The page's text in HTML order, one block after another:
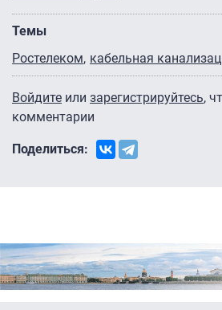
Темы
Ростелеком кабельная
Войдите или зарегистрируйтесь,
комментарии
Поделиться: